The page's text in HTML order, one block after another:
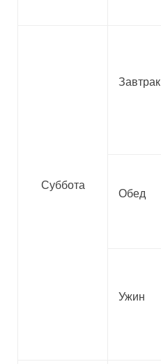
Суббота
Завтрак
Обед
Ужин